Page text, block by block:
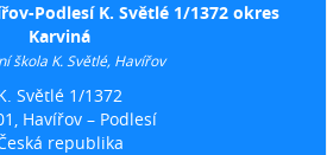
Podlesí K. Světlé 1/1372 okres
Karviná
škola K. Světlé, Havířov
Světlé 1/1372
Havířov – Podlesí
republika